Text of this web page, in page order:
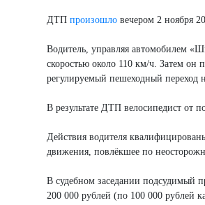
ДТП произошло вечером 2 ноября
Водитель, управляя автомобилем
скоростью около 110 км/ч. Затем он
регулируемый пешеходный переход
В результате ДТП велосипедист от
Действия водителя
движения, повлёкшее по
В судебном заседании подсудимый
200 000 рублей (по 100 000 рублей